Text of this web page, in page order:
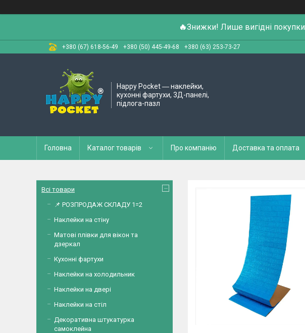
🔥Знижки! Лише вигідні покупки
+380 (67) 618-56-49 +380 (50) 445-49-68 +380 (63) 253-73-27
Happy Pocket ― наклейки,
кухонні фартухи, 3Д-панелі,
підлога-пазл
Головна Каталог товарів Про компанію Доставка та оплата
Всі товари
📌 РОЗПРОДАЖ СКЛАДУ 1=2
Наклейки на стіну
Матові плівки для вікон та
дзеркал
Кухонні фартухи
Наклейки на холодильник
Наклейки на двері
Наклейки на стіл
Декоративна штукатурка
самоклейна